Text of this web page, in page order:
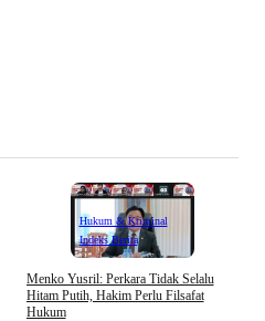
Hukum & Kriminal
Indeks Berita
Menko Yusril: Perkara Tidak Selalu
Hitam Putih, Hakim Perlu Filsafat
Hukum